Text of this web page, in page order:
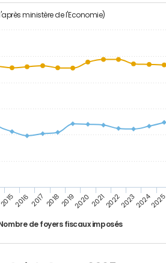
ministère de l'Economie)
de foyers fiscaux imposés
20152016 2017 20182019202020212022202320242025